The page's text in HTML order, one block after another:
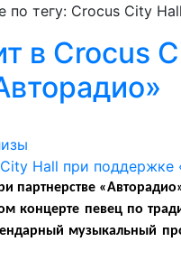
по тегу: Crocus City Hall
в Crocus
партнерстве
концерте певец по
музыкальный